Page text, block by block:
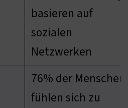
basieren auf
sozialen
Netzwerken
76% der Menschen
fühlen sich zu